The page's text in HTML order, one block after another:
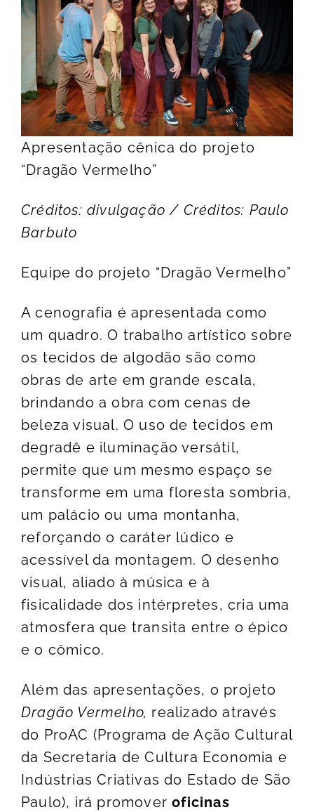
Apresentação cênica do projeto
“Dragão Vermelho”
Créditos: divulgação / Créditos: Paulo
Barbuto
Equipe do projeto “Dragão Vermelho”
A cenografia é apresentada como
um quadro. O trabalho artístico sobre
os tecidos de algodão são como
obras de arte em grande escala,
brindando a obra com cenas de
beleza visual. O uso de tecidos em
degradê e iluminação versátil,
permite que um mesmo espaço se
transforme em uma floresta sombria,
um palácio ou uma montanha,
reforçando o caráter lúdico e
acessível da montagem. O desenho
visual, aliado à música e à
fisicalidade dos intérpretes, cria uma
atmosfera que transita entre o épico
e o cômico.
Além das apresentações, o projeto
Dragão Vermelho, realizado através
do ProAC (Programa de Ação Cultural
da Secretaria de Cultura Economia e
Indústrias Criativas do Estado de São
Paulo), irá promoveroficinas